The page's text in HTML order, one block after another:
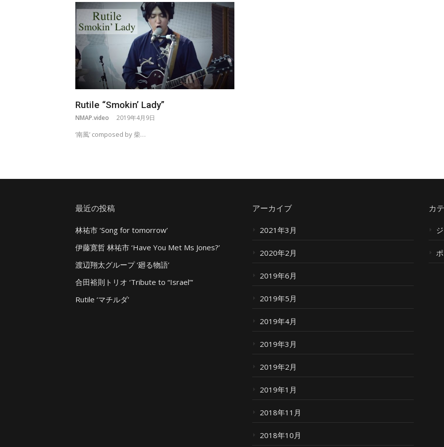
Rutile “Smokin’ Lady”
NMAP.video 2019年4月9日
‘南風’ composed by 柴…
最近の投稿
林祐市 ‘Song for tomorrow’
伊藤寛哲 林祐市 ‘Have You Met Ms Jones?’
渡辺翔太グループ ‘廻る物語’
合田裕則トリオ ‘Tribute to “Israel”‘
Rutile ‘マチルダ’
アーカイブ
2021年3月
2020年2月
2019年6月
2019年5月
2019年4月
2019年3月
2019年2月
2019年1月
2018年11月
2018年10月
カ